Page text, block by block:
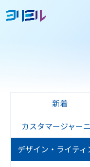
新着
カスタマージャー
デザイン・ライティ